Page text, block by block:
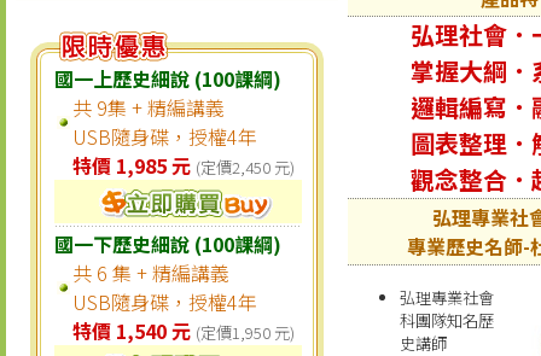
國一上歷史細說 (100課綱)
共 9集 + 精編講義
USB隨身碟，授權4年
特價 1,985 元 (定價2,450 元)
國一下歷史細說 (100課綱)
共 6 集 + 精編講義
USB隨身碟，授權4年
特價 1,540 元 (定價1,950 元)
弘理社會．
掌握大綱．
邏輯編寫．
圖表整理．
觀念整合．
弘理專業社
專業歷史名師-
弘理專業社會
科團隊知名歷
史講師